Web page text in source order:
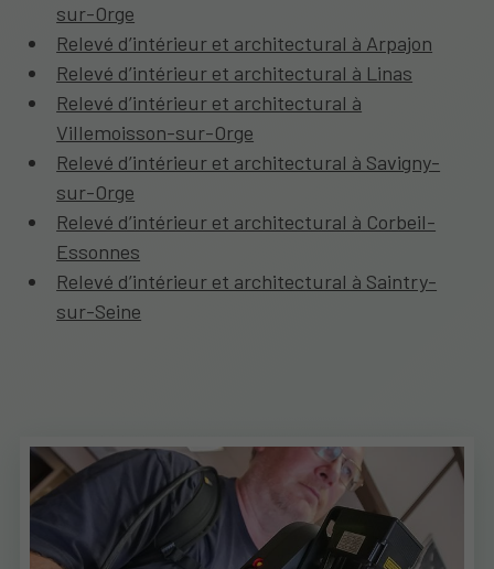
sur-Orge
Relevé d’intérieur et architectural à Arpajon
Relevé d’intérieur et architectural à Linas
Relevé d’intérieur et architectural à
Villemoisson-sur-Orge
Relevé d’intérieur et architectural à Savigny-
sur-Orge
Relevé d’intérieur et architectural à Corbeil-
Essonnes
Relevé d’intérieur et architectural à Saintry-
sur-Seine